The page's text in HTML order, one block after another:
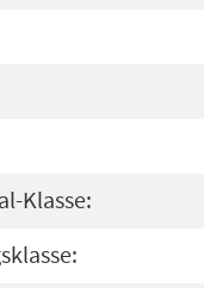
Klasse: